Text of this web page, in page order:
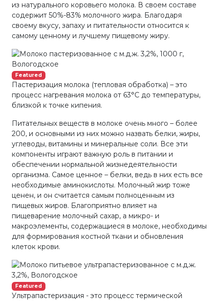
из натурального коровьего молока. В своем составе
содержит 50%-83% молочного жира. Благодаря
своему вкусу, запаху и питательности относится к
самому ценному и лучшему пищевому жиру.
Featured
Пастеризация молока (тепловая обработка) – это
процесс нагревания молока от 63°С до температуры,
близкой к точке кипения.
Питательных веществ в молоке очень много – более
200, и основными из них можно назвать белки, жиры,
углеводы, витамины и минеральные соли. Все эти
компоненты играют важную роль в питании и
обеспечении нормальной жизнедеятельности
организма. Самое ценное – белки, ведь в них есть все
необходимые аминокислоты. Молочный жир тоже
ценен, и он считается самым полноценным из
пищевых жиров. Благоприятно влияет на
пищеварение молочный сахар, а микро- и
макроэлементы, содержащиеся в молоке, необходимы
для формирования костной ткани и обновления
клеток крови.
Featured
Ультрапастеризация - это процесс термической